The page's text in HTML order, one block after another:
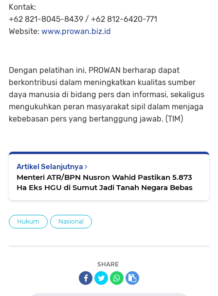
Kontak:
+62 821-8045-8439 / +62 812-6420-771
Website: www.prowan.biz.id
Dengan pelatihan ini, PROWAN berharap dapat
berkontribusi dalam meningkatkan kualitas sumber
daya manusia di bidang pers dan informasi, sekaligus
mengukuhkan peran masyarakat sipil dalam menjaga
kebebasan pers yang bertanggung jawab. (TIM)
Artikel Selanjutnya
Menteri ATR/BPN Nusron Wahid Pastikan 5.873
Ha Eks HGU di Sumut Jadi Tanah Negara Bebas
Hukum Nasional
SHARE